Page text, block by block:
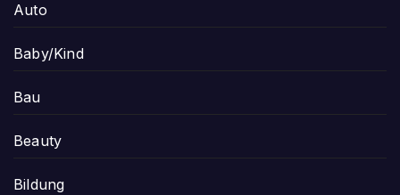
Auto
Baby/Kind
Bau
Beauty
Bildung